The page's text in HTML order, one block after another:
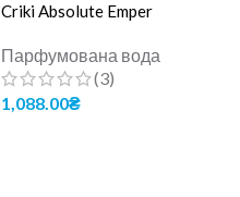
Criki Absolute Emper
Парфумована вода
(3)
1,088.00₴